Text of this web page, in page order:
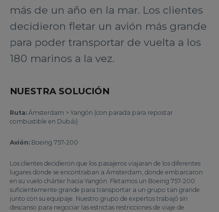
más de un año en la mar. Los clientes
decidieron fletar un avión más grande
para poder transportar de vuelta a los
180 marinos a la vez.
NUESTRA SOLUCIÓN
Ruta: Ámsterdam > Yangón (con parada para repostar
combustible en Dubái)
Avión: Boeing 757-200
Los clientes decidieron que los pasajeros viajaran de los diferentes
lugares donde se encontraban a Ámsterdam, donde embarcaron
en su vuelo chárter hacia Yangón. Fletamos un Boeing 757-200
suficientemente grande para transportar a un grupo tan grande
junto con su equipaje. Nuestro grupo de expertos trabajó sin
descanso para negociar las estrictas restricciones de viaje de